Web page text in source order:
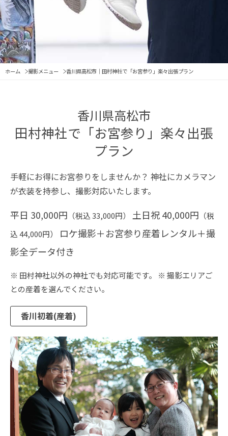
ホーム 撮影メニュー 香川県高松市｜田村神社で「お宮参り」楽々出張プラン
香川県高松市
田村神社で「お宮参り」楽々出張
プラン
手軽にお得にお宮参りをしませんか？ 神社にカメラマン
が衣装を持参し、撮影対応いたします。
平日 30,000円 （税込 33,000円） 土日祝 40,000円 （税
込 44,000円）
ロケ撮影＋お宮参り産着レンタル＋撮
影全データ付き
※ 田村神社以外の神社でも対応可能です。
※ 撮影エリアご
との産着を選んでください。
香川初着(産着)